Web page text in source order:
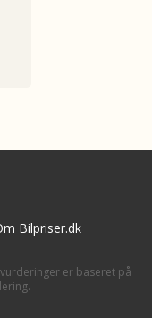
Bilpriser.dk
er baseret på